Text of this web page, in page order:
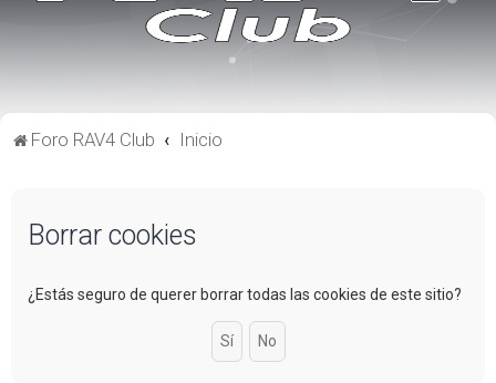
Foro RAV4 Club Inicio
Borrar cookies
¿Estás seguro de querer borrar todas las cookies de este sitio?